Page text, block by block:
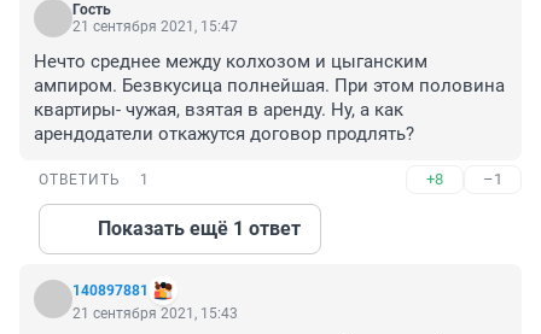
Гость
21 сентября 2021, 15:47
Нечто среднее между колхозом и цыганским
ампиром. Безвкусица полнейшая. При этом половина
квартиры- чужая, взятая в аренду. Ну, а как
арендодатели откажутся договор продлять?
ОТВЕТИТЬ 1 +8 –1
Показать ещё 1 ответ
140897881
21 сентября 2021, 15:43